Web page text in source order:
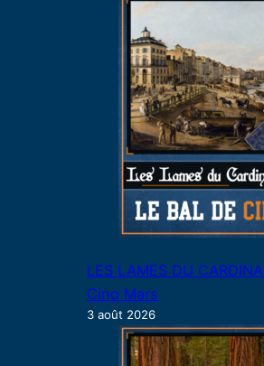
LES LAMES DU
Cinq Mars
3 août 2026